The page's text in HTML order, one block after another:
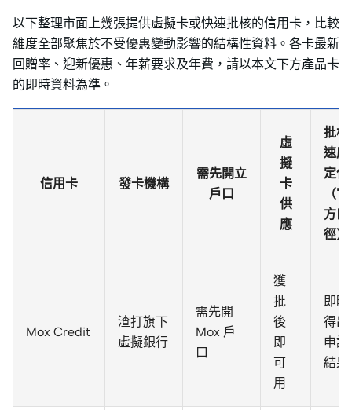
以下整理市面上幾張提供虛擬卡或快速批核的信用卡，比較
維度全部聚焦於不受優惠變動影響的結構性資料。各卡最新
回贈率、迎新優惠、年薪要求及年費，請以本文下方產品卡
的即時資料為準。
信用卡 發卡機構
需先開立
戶口
虛
擬
卡
供
應
批核
速度
定位
（官
方口
徑）
Mox Credit
渣打旗下
虛擬銀行
需先開
Mox 戶
口
獲
批
後
即
可
用
即時
得出
申請
結果